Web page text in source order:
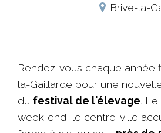
Brive-la-
Rendez-vous chaque année
la-Gaillarde pour une
du festival de l'élevage. Le
week-end, le centre-ville